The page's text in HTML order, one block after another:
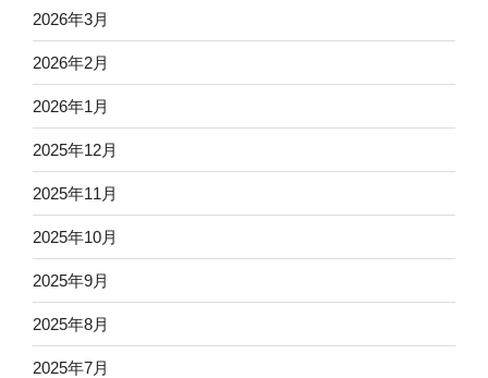
2026年3月
2026年2月
2026年1月
2025年12月
2025年11月
2025年10月
2025年9月
2025年8月
2025年7月